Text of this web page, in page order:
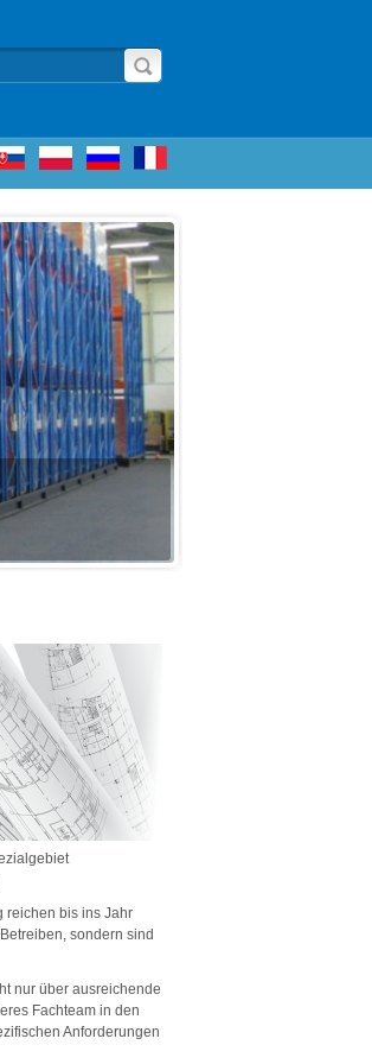
reichen bis ins Jahr
sondern sind
nur über ausreichende
Fachteam in den
Anforderungen